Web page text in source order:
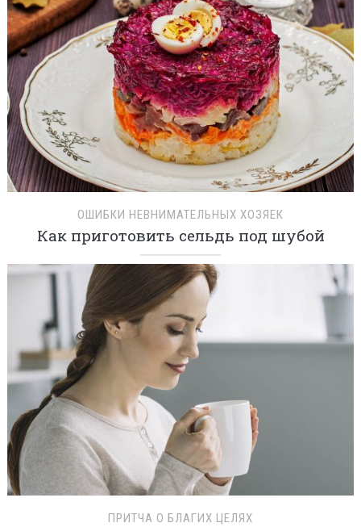
ОШИБКИ НЕВНИМАТЕЛЬНЫХ ХОЗЯЕК
Как приготовить сельдь под шубой
ПРИТЧА О БЛАГИХ ЦЕЛЯХ